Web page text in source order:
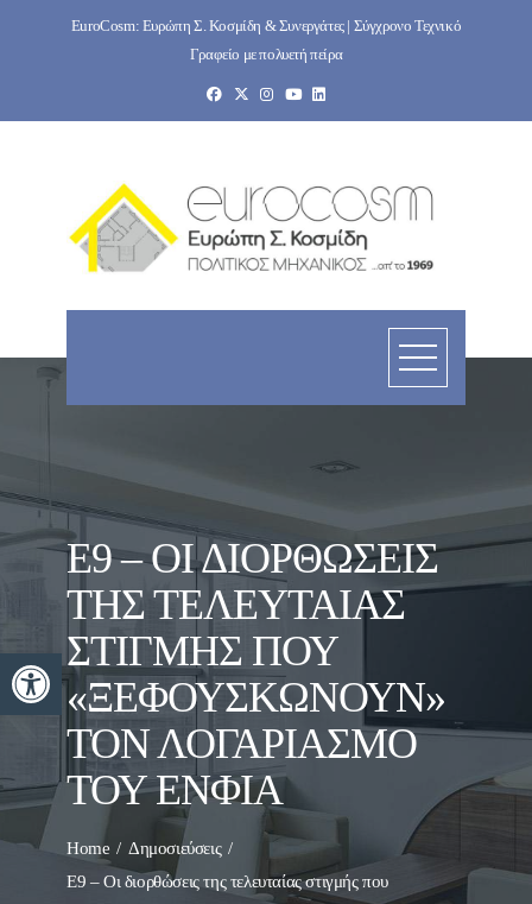
Ανοίξτε τη γραμμή εργαλείων
EuroCosm: Ευρώπη Σ. Κοσμίδη & Συνεργάτες | Σύγχρονο Τεχνικό
Γραφείο με πολυετή πείρα
Ε9 – ΟΙ ΔΙΟΡΘΏΣΕΙΣ
ΤΗΣ ΤΕΛΕΥΤΑΊΑΣ
ΣΤΙΓΜΉΣ ΠΟΥ
«ΞΕΦΟΥΣΚΏΝΟΥΝ»
ΤΟΝ ΛΟΓΑΡΙΑΣΜΌ
ΤΟΥ ΕΝΦΙΑ
Home
Δημοσιεύσεις
Ε9 – Οι διορθώσεις της τελευταίας στιγμής που